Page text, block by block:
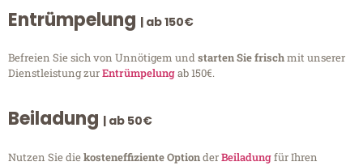
Entrümpelung | ab 150€
Befreien Sie sich von Unnötigem undstarten Sie frischmit unserer
Dienstleistung zurEntrümpelungab 150€.
Beiladung | ab 50€
Nutzen Sie diekosteneffiziente OptionderBeiladungfür Ihren